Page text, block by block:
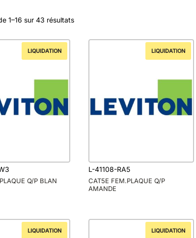
1–16 sur 43 résultats
LIQUIDATION
Q/P BLAN
LIQUIDATION
L-41108-RA5
CAT5E FEM.PLAQUE Q/P
AMANDE
LIQUIDATION LIQUIDATION